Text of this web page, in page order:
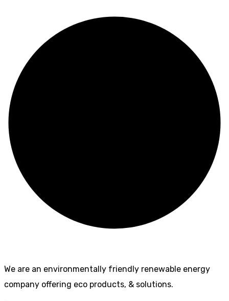
We are an environmentally friendly renewable energy
company offering eco products, & solutions.